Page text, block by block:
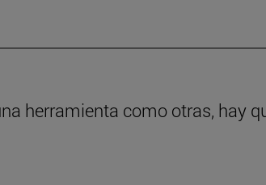
herramienta como otras, hay